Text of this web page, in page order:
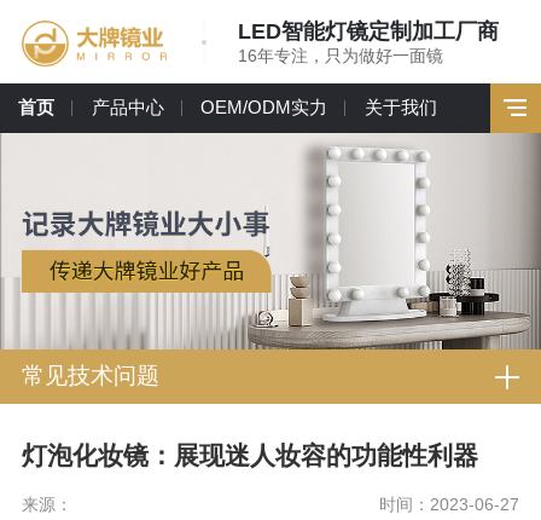
LED智能灯镜定制加工厂商
16年专注，只为做好一面镜
首页 产品中心 OEM/ODM实力 关于我们
常见技术问题
灯泡化妆镜：展现迷人妆容的功能性利器
来源： 时间：2023-06-27